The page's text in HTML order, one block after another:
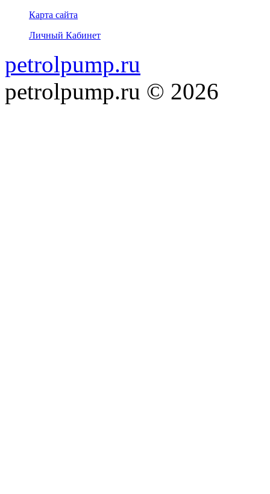
Карта сайта
Личный Кабинет
petrolpump.ru
petrolpump.ru © 2026